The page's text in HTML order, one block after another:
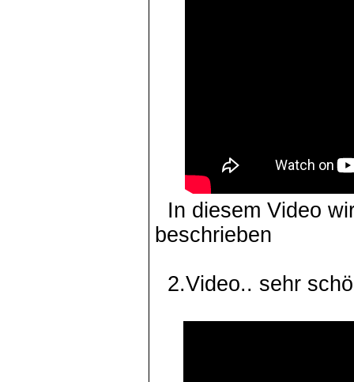
In diesem Video
beschrieben
2.Video.. sehr